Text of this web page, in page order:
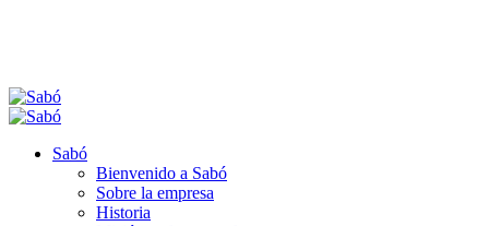
Sabó
Bienvenido a Sabó
Sobre la empresa
Historia